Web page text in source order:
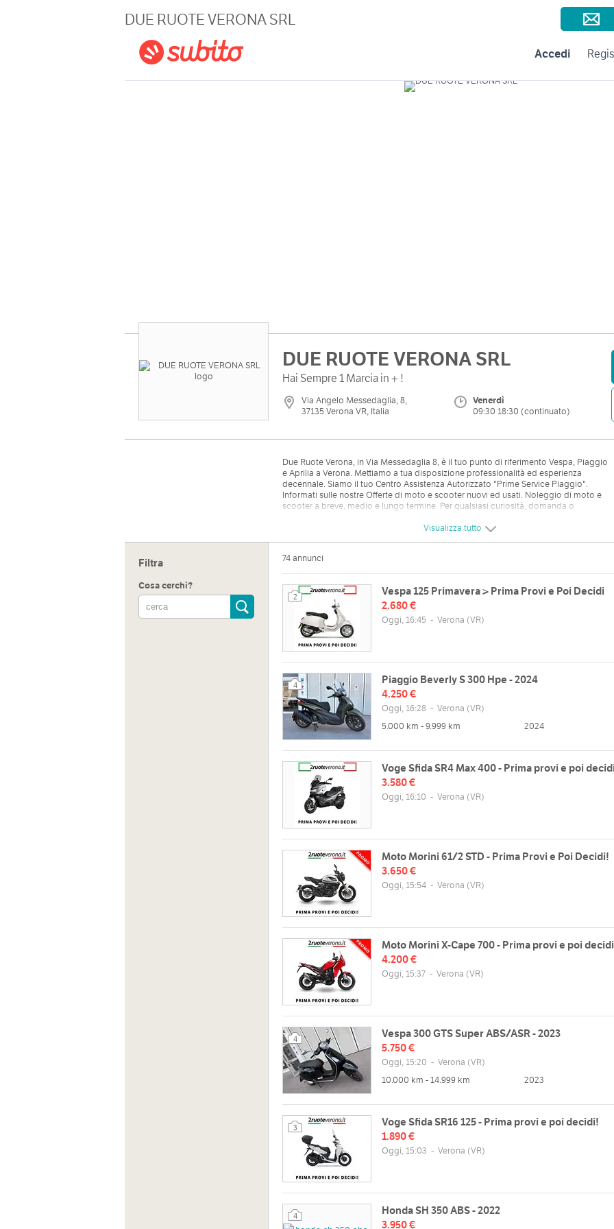
Magazine Subito per le Aziende
Accedi
DUE RUOTE VERONA SRL
DUE RUOTE VERONA SRL
Hai Sempre 1 Marcia in + !
Via Angelo Messedaglia, 8,
37135 Verona VR, Italia
Venerdì
09:30 18:30 (continuato)
Due Ruote Verona, in Via Messedaglia 8, è il tuo punto di riferimento Vespa, Piaggio
e Aprilia a Verona. Mettiamo a tua disposizione professionalità ed esperienza
decennale. Siamo il tuo Centro Assistenza Autorizzato "Prime Service Piaggio".
Informati sulle nostre Offerte di moto e scooter nuovi ed usati. Noleggio di moto e
scooter a breve, medio e lungo termine. Per qualsiasi curiosità, domanda o
orario continuato, dal lunedì al venerdì e, nel periodo estivo, anche il sabato mattina.
Indirizzo
Via Angelo Messedaglia, 8, 37135
Verona VR, Italia
Mappa
https://www.2ruoteverona.it/
Orari
Lun
Sab
Visualizza tutto
Filtra
Cosa cerchi?
74 annunci
2
Vespa 125 Primavera > Prima Provi e Poi Decidi
2.680 €
Oggi, 16:45 - Verona (VR)
4
Piaggio Beverly S 300 Hpe - 2024
4.250 €
Oggi, 16:28 - Verona (VR)
5.000 km - 9.999 km
2024
Voge Sfida SR4 Max 400 - Prima provi e poi
3.580 €
Oggi, 16:10 - Verona (VR)
Moto Morini 61/2 STD - Prima Provi e Poi Decidi!
3.650 €
Oggi, 15:54 - Verona (VR)
Moto Morini X-Cape 700 - Prima provi e poi
4.200 €
Oggi, 15:37 - Verona (VR)
4
Vespa 300 GTS Super ABS/ASR - 2023
5.750 €
Oggi, 15:20 - Verona (VR)
10.000 km - 14.999 km
2023
3
Voge Sfida SR16 125 - Prima provi e poi decidi!
1.890 €
Oggi, 15:03 - Verona (VR)
4
Honda SH 350 ABS - 2022
3.950 €